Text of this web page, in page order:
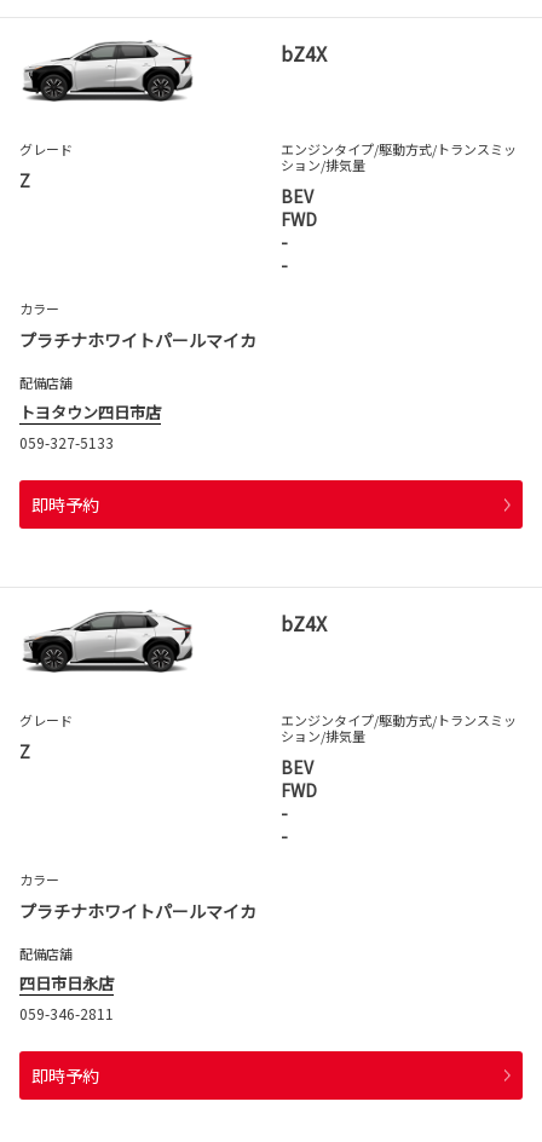
bZ4X
グレード
Z
エンジンタイプ/駆動方式/トランスミッ
ション/排気量
BEV
FWD
-
-
カラー
プラチナホワイトパールマイカ
配備店舗
トヨタウン四日市店
059-327-5133
即時予約
bZ4X
グレード
Z
エンジンタイプ/駆動方式/トランスミッ
ション/排気量
BEV
FWD
-
-
カラー
プラチナホワイトパールマイカ
配備店舗
四日市日永店
059-346-2811
即時予約